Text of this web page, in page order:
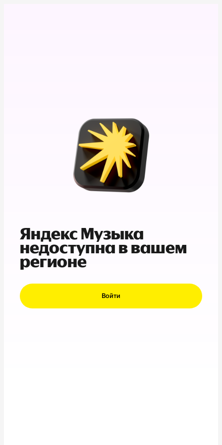
Яндекс Музыка
недоступна в вашем
регионе
Войти